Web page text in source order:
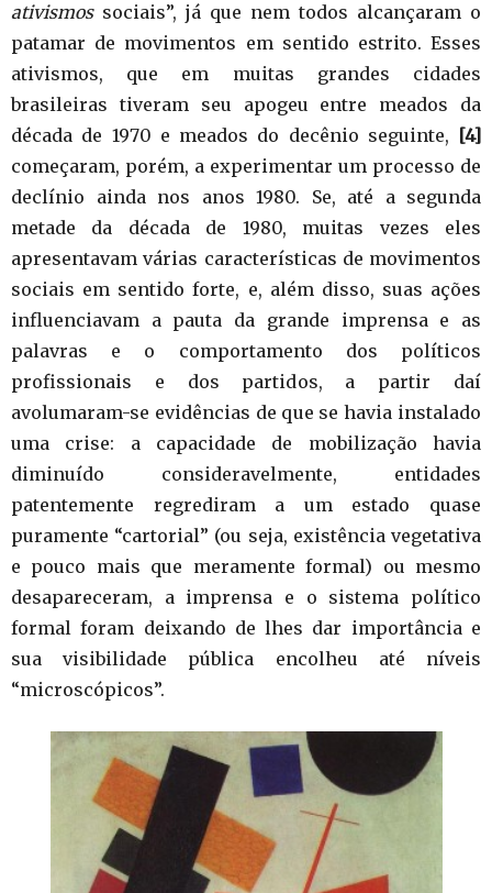
ativismossociais”, já que nem todos alcançaram o
patamar de movimentos em sentido estrito. Esses
ativismos, que em muitas grandes cidades
brasileiras tiveram seu apogeu entre meados da
década de 1970 e meados do decênio seguinte,
[4]
começaram, porém, a experimentar um processo de
declínio ainda nos anos 1980. Se, até a segunda
metade da década de 1980, muitas vezes eles
apresentavam várias características de movimentos
sociais em sentido forte, e, além disso, suas ações
influenciavam a pauta da grande imprensa e as
palavras e o comportamento dos políticos
profissionais e dos partidos, a partir daí
avolumaram-se evidências de que se havia instalado
uma crise: a capacidade de mobilização havia
diminuído consideravelmente, entidades
patentemente regrediram a um estado quase
puramente “cartorial” (ou seja, existência vegetativa
e pouco mais que meramente formal) ou mesmo
desapareceram, a imprensa e o sistema político
formal foram deixando de lhes dar importância e
sua visibilidade pública encolheu até níveis
“microscópicos”.